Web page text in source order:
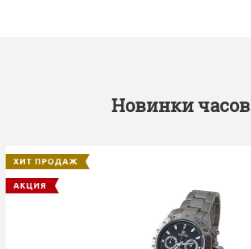
Новинки часов